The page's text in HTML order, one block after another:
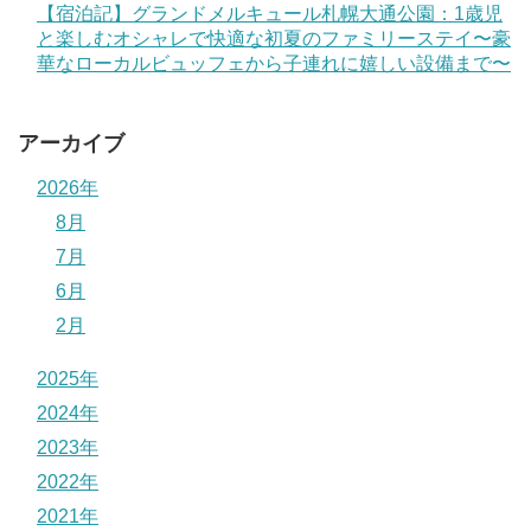
【宿泊記】グランドメルキュール札幌大通公園：1歳児
と楽しむオシャレで快適な初夏のファミリーステイ〜豪
華なローカルビュッフェから子連れに嬉しい設備まで〜
アーカイブ
2026年
8月
7月
6月
2月
2025年
2024年
2023年
2022年
2021年